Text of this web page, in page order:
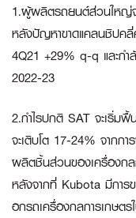
1.ผู้ผลิตรถยนต์ส่วนใหญ่
หลังปัญหาขาดแคลนชิปคลี่
4Q21 +29% q-q และก
2022-23
2.กำไรปกติ SAT จะเริ่ม
จะเติบโต 17-24% จาก
ผลิตชิ้นส่วนของเครื่องก
หลังจากที่ Kubota มีการข
อกรถเครื่องกลการเกษต